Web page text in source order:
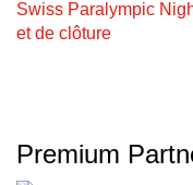
Swiss Paralympic
et de clôture
Premium